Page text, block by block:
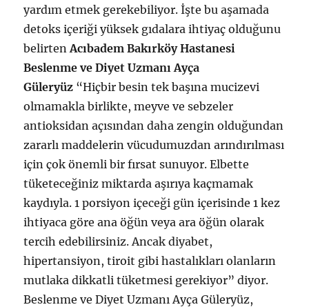
yardım etmek gerekebiliyor. İşte bu aşamada
detoks içeriği yüksek gıdalara ihtiyaç olduğunu
belirtenAcıbadem Bakırköy Hastanesi
Beslenme ve Diyet Uzmanı Ayça
Güleryüz “Hiçbir besin tek başına mucizevi
olmamakla birlikte, meyve ve sebzeler
antioksidan açısından daha zengin olduğundan
zararlı maddelerin vücudumuzdan arındırılması
için çok önemli bir fırsat sunuyor. Elbette
tüketeceğiniz miktarda aşırıya kaçmamak
kaydıyla. 1 porsiyon içeceği gün içerisinde 1 kez
ihtiyaca göre ana öğün veya ara öğün olarak
tercih edebilirsiniz. Ancak diyabet,
hipertansiyon, tiroit gibi hastalıkları olanların
mutlaka dikkatli tüketmesi gerekiyor” diyor.
Beslenme ve Diyet Uzmanı Ayça Güleryüz,